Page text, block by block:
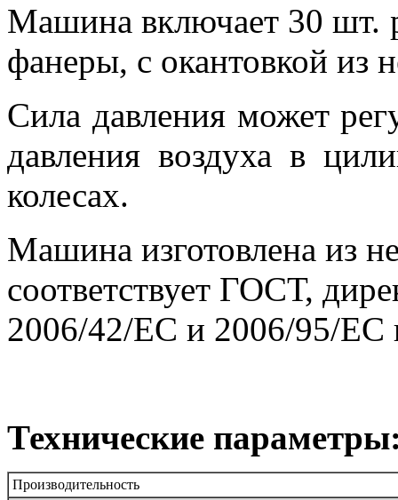
Машина включает 30 шт.
фанеры, с окантовкой из
Сила давления может
давления воздуха в
колесах.
Машина изготовлена из
соответствует ГОСТ,
2006/42/ЕС и 2006/95/EC
Технические
Производительность